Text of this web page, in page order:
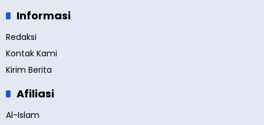
Informasi
Redaksi
Kontak Kami
Kirim Berita
Afiliasi
Al-Islam